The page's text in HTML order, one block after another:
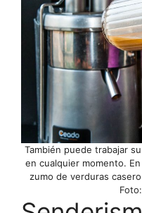
También puede trabajar
en cualquier momento.
zumo de verduras